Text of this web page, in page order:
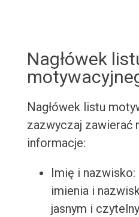
Nagłówek
Nagłówek listu
zazwyczaj zawierać
informacje:
Imię i
imienia i
jasnym i